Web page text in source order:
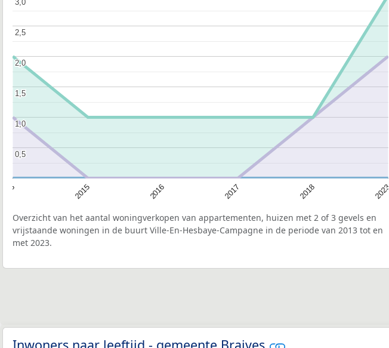
2015 2016 2017 2018 2023
0,5
0,5
1,0
1,0
1,5
1,5
2,0
2,0
2,5
2,5
Overzicht van het aantal woningverkopen van appartementen, huizen met 2 of 3 gevels en
vrijstaande woningen in de buurt Ville-En-Hesbaye-Campagne in de periode van 2013 tot en
met 2023.
Inwoners naar leeftijd - gemeente Braives